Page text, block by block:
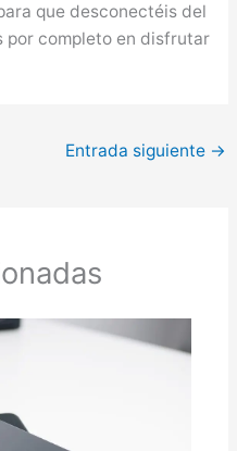
que desconectéis del
por completo en disfrutar
Entrada siguiente →